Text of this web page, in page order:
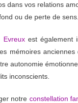
dans vos relations
ou de perte de sens.
Evreuxest également
mémoires
autonomie
inconscients.
notre constellation